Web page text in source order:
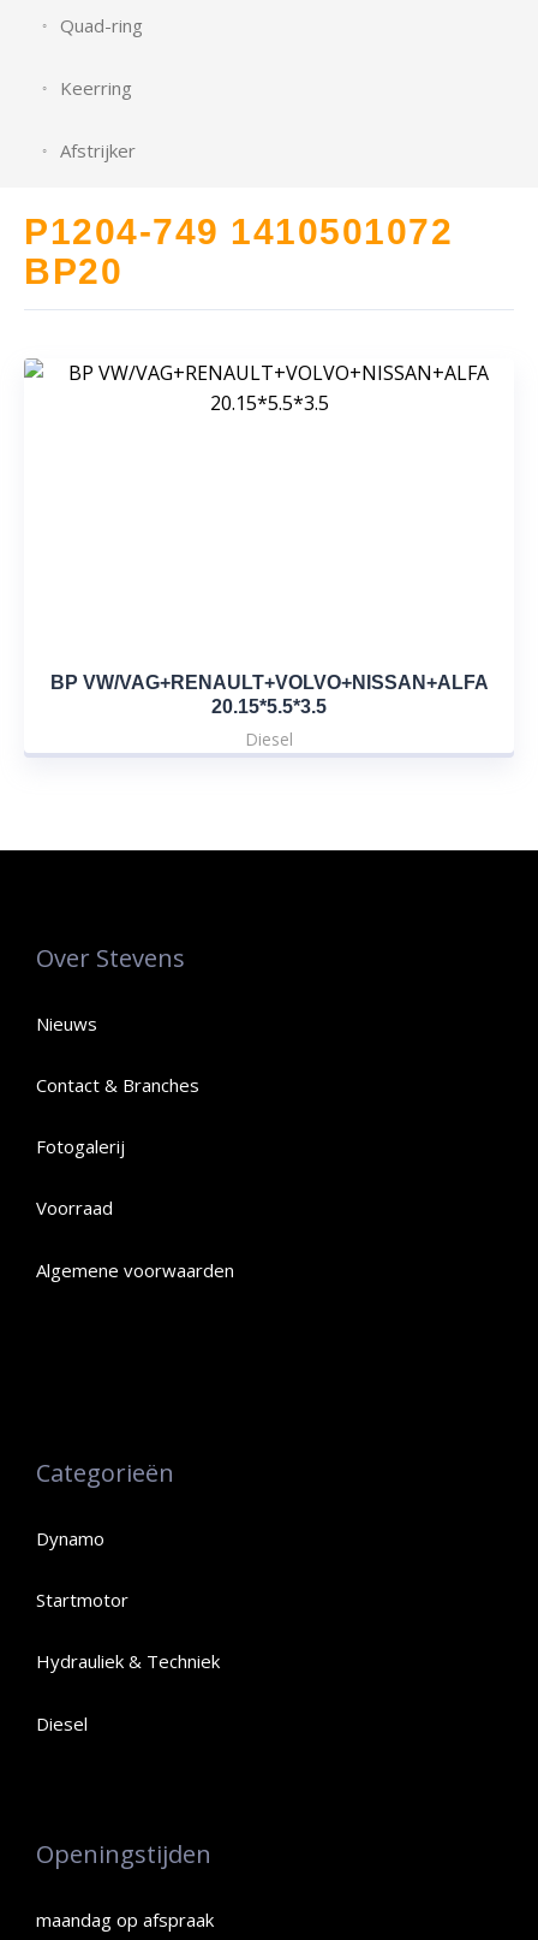
Quad-ring
Keerring
Afstrijker
P1204-749 1410501072
BP20
BP VW/VAG+RENAULT+VOLVO+NISSAN+ALFA
20.15*5.5*3.5
Diesel
Over Stevens
Nieuws
Contact & Branches
Fotogalerij
Voorraad
Algemene voorwaarden
Categorieën
Dynamo
Startmotor
Hydrauliek & Techniek
Diesel
Openingstijden
maandag op afspraak